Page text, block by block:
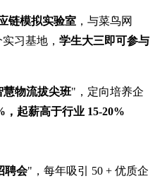
链模拟实验室 ，与菜鸟网
习基地， 学生大三即可参与
慧物流拔尖班"，定向培养企
，起薪高于行业 15-20%
聘会"，每年吸引 50 + 优质企